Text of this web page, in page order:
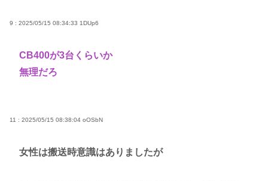
9 : 2025/05/15 08:34:33 1DUp6
CB400が3台くらいか
無理だろ
11 : 2025/05/15 08:38:04 oOSbN
女性は搬送時意識はありましたが